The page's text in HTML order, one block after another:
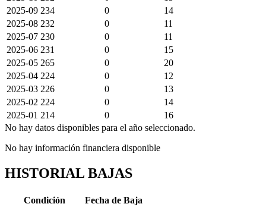
2025-09 234 0
14
2025-08 232 0
11
2025-07 230 0
11
2025-06 231 0
15
2025-05 265 0
20
2025-04 224 0
12
2025-03 226 0
13
2025-02 224 0
14
2025-01 214 0
16
No hay datos disponibles para el año seleccionado.
No hay información financiera disponible
HISTORIAL BAJAS
Condición
Fecha de Baja